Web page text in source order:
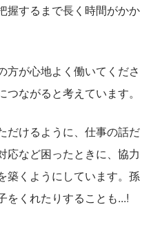
握するまで長く時間がかか
方が心地よく働いてくださ
ながると考えています。
だけるように、仕事の話だ
応など困ったときに、協力
築くようにしています。孫
をくれたりすることも...!